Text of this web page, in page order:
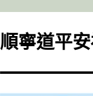
content
順寧道平